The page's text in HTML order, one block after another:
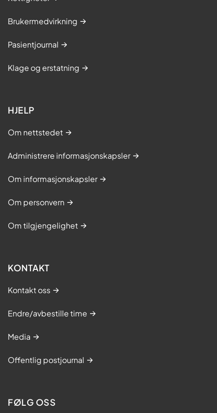
Brukermedvirkning
Pasientjournal
Klage og erstatning
HJELP
Om nettstedet
Administrere informasjonskapsler
Om informasjonskapsler
Om personvern
Om tilgjengelighet
KONTAKT
Kontakt oss
Endre/avbestille time
Media
Offentlig postjournal
FØLG OSS